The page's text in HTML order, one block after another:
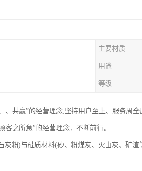
主要材质
用途
等级
、共赢”的经营理念,坚持用户至上、服务周
客之所急”的经营理念，不断前行。
灰粉)与硅质材料(砂、粉煤灰、火山灰、矿渣